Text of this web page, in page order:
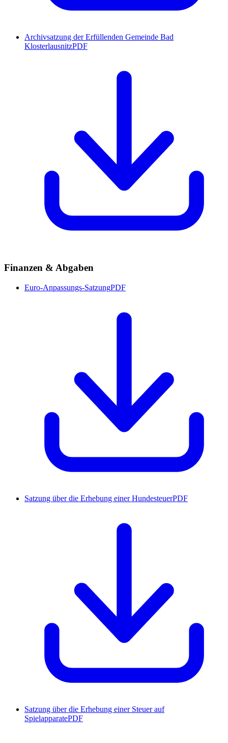
Archivsatzung der Erfüllenden Gemeinde Bad
KlosterlausnitzPDF
Finanzen & Abgaben
Euro-Anpassungs-SatzungPDF
Satzung über die Erhebung einer HundesteuerPDF
Satzung über die Erhebung einer Steuer auf
SpielapparatePDF